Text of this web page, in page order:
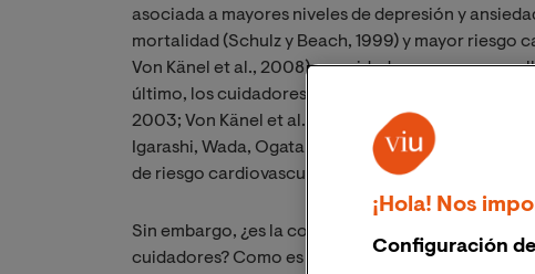
asociada a mayores niveles de depresión y
mortalidad (Schulz y Beach, 1999) y mayor riesgo
Von Känel et al., 2008) en cuidadores que en
último, los cuidadores presentan mayor número
2003; Von Känel et al., 2008), niveles más
Igarashi, Wada, Ogata y Yamamoto-Mitani, 2015)
de riesgo cardiovascular como la proteína C
Sin embargo, ¿es la condición de cuidador el
cuidadores? Como es lógico, no. Pese a que el
¡Hola! Nos
Configuración